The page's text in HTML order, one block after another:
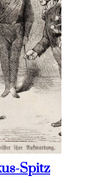
Spitz